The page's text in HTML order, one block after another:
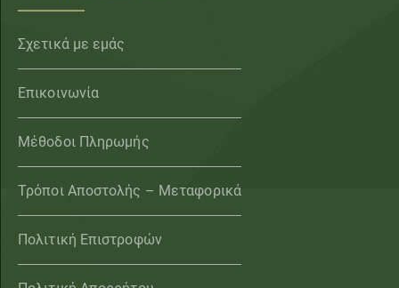
Σχετικά με εμάς
Επικοινωνία
Μέθοδοι Πληρωμής
Τρόποι Αποστολής – Μεταφορικά
Πολιτική Επιστροφών